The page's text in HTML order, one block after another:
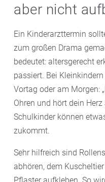
aber nicht
Ein Kinderarzttermin
zum großen Drama
bedeutet: altersgerecht
passiert. Bei
Vortag oder am Morgen:
Ohren und hört dein
Schulkinder können
zukommt.
Sehr hilfreich sind
abhören, dem